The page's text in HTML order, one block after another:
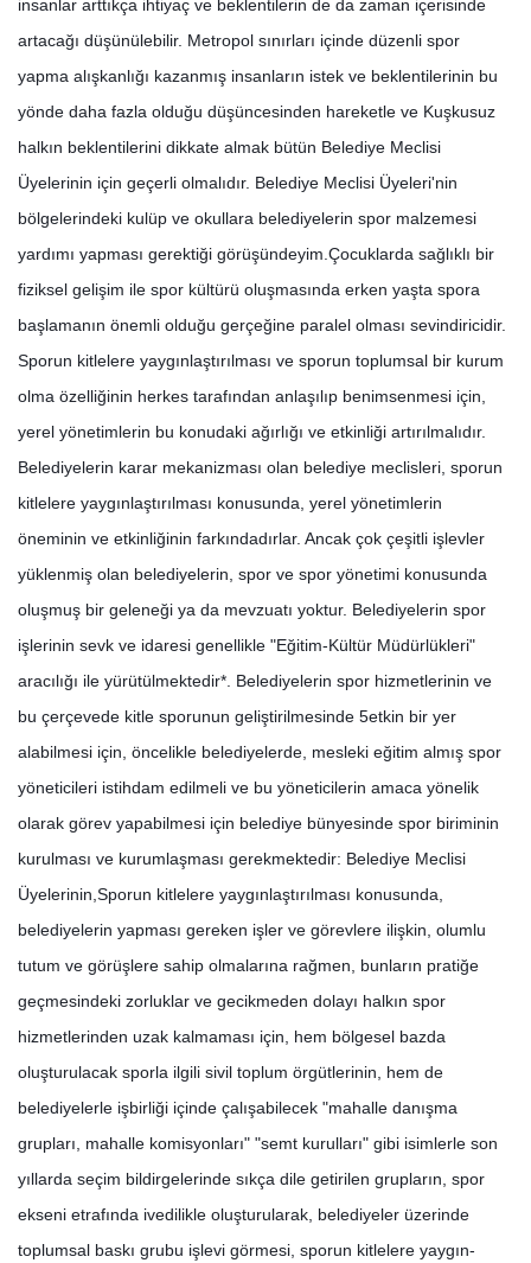
insanlar arttıkça ihtiyaç ve beklentilerin de da zaman içerisinde
artacağı düşünülebilir. Metropol sınırları içinde düzenli spor
yapma alışkanlığı kazanmış insanların istek ve beklentilerinin bu
yönde daha fazla olduğu düşüncesinden hareketle ve Kuşkusuz
halkın beklentilerini dikkate almak bütün Belediye Meclisi
Üyelerinin için geçerli olmalıdır. Belediye Meclisi Üyeleri'nin
bölgelerindeki kulüp ve okullara belediyelerin spor malzemesi
yardımı yapması gerektiği görüşündeyim.Çocuklarda sağlıklı bir
fiziksel gelişim ile spor kültürü oluşmasında erken yaşta spora
başlamanın önemli olduğu gerçeğine paralel olması sevindiricidir.
Sporun kitlelere yaygınlaştırılması ve sporun toplumsal bir kurum
olma özelliğinin herkes tarafından anlaşılıp benimsenmesi için,
yerel yönetimlerin bu konudaki ağırlığı ve etkinliği artırılmalıdır.
Belediyelerin karar mekanizması olan belediye meclisleri, sporun
kitlelere yaygınlaştırılması konusunda, yerel yönetimlerin
öneminin ve etkinliğinin farkındadırlar. Ancak çok çeşitli işlevler
yüklenmiş olan belediyelerin, spor ve spor yönetimi konusunda
oluşmuş bir geleneği ya da mevzuatı yoktur. Belediyelerin spor
işlerinin sevk ve idaresi genellikle "Eğitim-Kültür Müdürlükleri"
aracılığı ile yürütülmektedir*. Belediyelerin spor hizmetlerinin ve
bu çerçevede kitle sporunun geliştirilmesinde 5etkin bir yer
alabilmesi için, öncelikle belediyelerde, mesleki eğitim almış spor
yöneticileri istihdam edilmeli ve bu yöneticilerin amaca yönelik
olarak görev yapabilmesi için belediye bünyesinde spor biriminin
kurulması ve kurumlaşması gerekmektedir: Belediye Meclisi
Üyelerinin,Sporun kitlelere yaygınlaştırılması konusunda,
belediyelerin yapması gereken işler ve görevlere ilişkin, olumlu
tutum ve görüşlere sahip olmalarına rağmen, bunların pratiğe
geçmesindeki zorluklar ve gecikmeden dolayı halkın spor
hizmetlerinden uzak kalmaması için, hem bölgesel bazda
oluşturulacak sporla ilgili sivil toplum örgütlerinin, hem de
belediyelerle işbirliği içinde çalışabilecek "mahalle danışma
grupları, mahalle komisyonları" "semt kurulları" gibi isimlerle son
yıllarda seçim bildirgelerinde sıkça dile getirilen grupların, spor
ekseni etrafında ivedilikle oluşturularak, belediyeler üzerinde
toplumsal baskı grubu işlevi görmesi, sporun kitlelere yaygın-